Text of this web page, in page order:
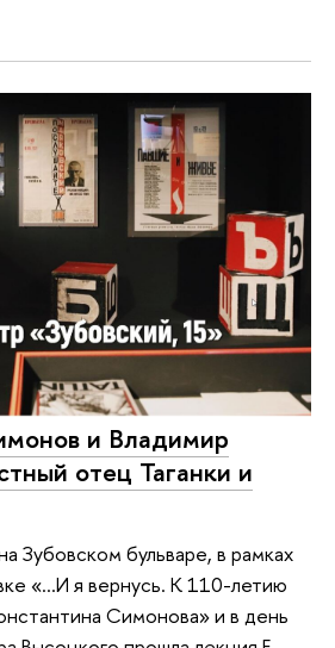
и Владимир
отец Таганки и
Зубовском бульваре, в рамках
«…И я вернусь. К 110-летию
Симонова» и в день